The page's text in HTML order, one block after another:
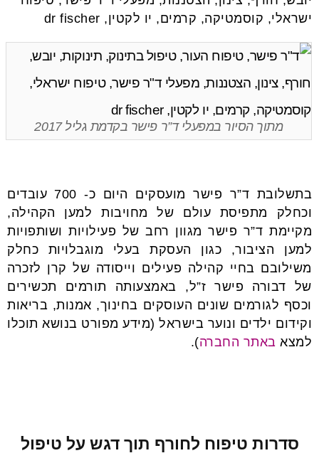
מתוך הסיור במפעלי ד”ר פישר בקדמת גליל 2017
בתשלובת ד”ר פישר מועסקים היום כ- 700 עובדים
וכחלק מתפיסת עולם של מחויבות למען הקהילה,
מקיימת ד”ר פישר מגוון רחב של פעילויות ושותפויות
למען הציבור, כגון העסקת בעלי מוגבלויות כחלק
משילובם בחיי קהילה פעילים וייסודה של קרן לזכרה
של דבורה פישר ז”ל, באמצעותה תורמים תכשירים
וכסף לגורמים שונים העוסקים בחינוך, אמנות, בריאות
וקידום ילדים ונוער בישראל (מידע מפורט בנושא תוכלו
למצא באתר החברה).
סדרות טיפוח לחורף תוך דגש על טיפול